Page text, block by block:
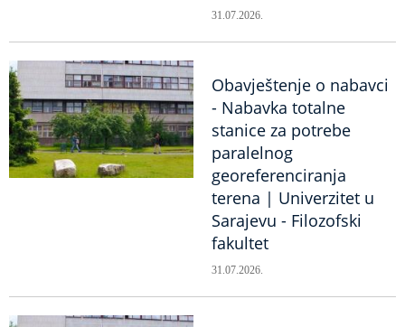
31.07.2026.
Obavještenje o nabavci
- Nabavka totalne
stanice za potrebe
paralelnog
georeferenciranja
terena | Univerzitet u
Sarajevu - Filozofski
fakultet
31.07.2026.